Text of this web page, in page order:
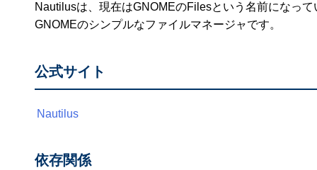
Nautilusは、現在はGNOMEのFilesという名前になって
GNOMEのシンプルなファイルマネージャです。
公式サイト
Nautilus
依存関係